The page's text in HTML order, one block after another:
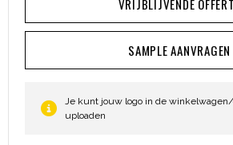
VRIJBLIJVENDE
SAMPLE AANVRAGEN
Je kunt jouw logo in de
uploaden